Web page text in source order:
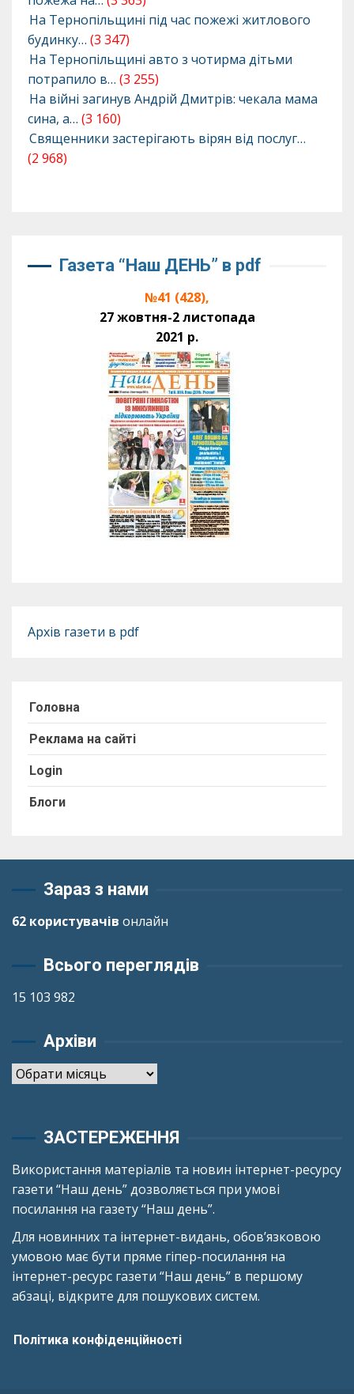
На Тернопільщині під час пожежі житлового
будинку… (3 347)
На Тернопільщині авто з чотирма дітьми
потрапило в… (3 255)
На війні загинув Андрій Дмитрів: чекала мама
сина, а… (3 160)
Священники застерігають вірян від послуг…
(2 968)
Газета “Наш ДЕНЬ” в pdf
№41 (428),
27 жовтня-2 листопада
2021 р.
Архів газети в pdf
Головна
Реклама на сайті
Login
Блоги
Зараз з нами
62 користувачів онлайн
Всього переглядів
15 103 982
Архіви
Архіви
ЗАСТЕРЕЖЕННЯ
Використання матеріалів та новин інтернет-ресурсу
газети “Наш день” дозволяється при умові
посилання на газету “Наш день”.
Для новинних та інтернет-видань, обов’язковою
умовою має бути пряме гіпер-посилання на
інтернет-ресурс газети “Наш день” в першому
абзаці, відкрите для пошукових систем.
Політика конфіденційності